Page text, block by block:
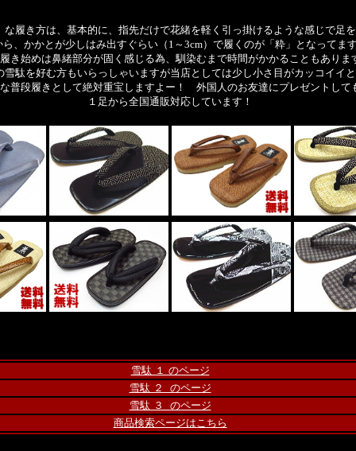
履き方は、 基本的に、指先だけで花緒を軽く引っ掛けるような感じで足
ら、かかとが少しはみ出すぐらい（1～3cm）で履くのが「粋」となってま
き始めは鼻緒部分が固く感じる為、馴染むまで時間がかかることもありま
雪駄を好む方もいらっしゃいますが当店としては少し小さ目がカッコイイ
普段履きとして絶対重宝しますよー！ 外国人のお友達にプレゼントして
１足から全国通販対応しています！
雪駄 １ のページ
雪駄 ２ のページ
雪駄 ３ のページ
商品検索ページはこちら